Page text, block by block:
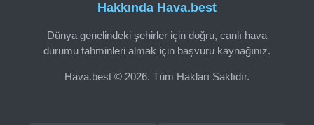
Hakkında Hava.best
Dünya genelindeki şehirler için doğru, canlı hava
durumu tahminleri almak için başvuru kaynağınız.
Hava.best © 2026. Tüm Hakları Saklıdır.